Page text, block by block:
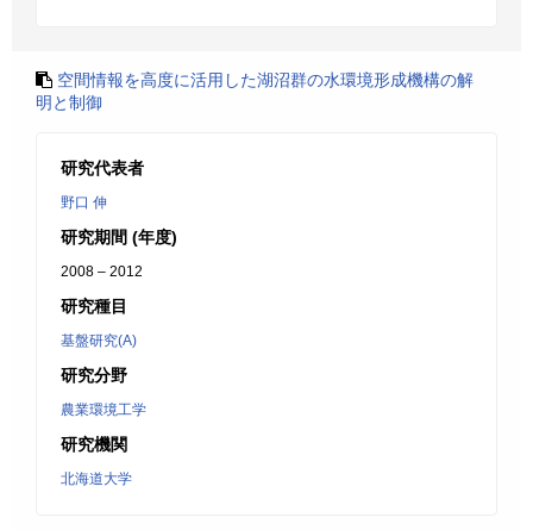
空間情報を高度に活用した湖沼群の水環境形成機構の解
明と制御
研究代表者
野口 伸
研究期間 (年度)
2008 – 2012
研究種目
基盤研究(A)
研究分野
農業環境工学
研究機関
北海道大学